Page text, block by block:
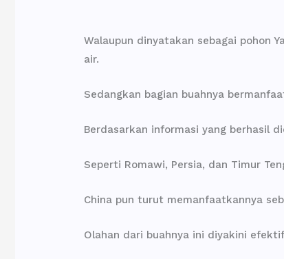
Walaupun dinyatakan sebagai pohon
air.
Sedangkan bagian buahnya
Berdasarkan informasi yang berhasil
Seperti Romawi, Persia, dan Timur
China pun turut memanfaatkannya
Olahan dari buahnya ini diyakini